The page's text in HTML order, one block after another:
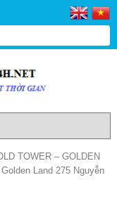
TOWER – GOLDEN
Land 275 Nguyễn